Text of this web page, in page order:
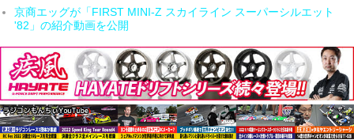
京商エッグが「FIRST MINI-Z スカイライン スーパーシルエット
'82」の紹介動画を公開